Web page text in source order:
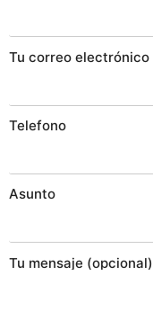
Tu correo electrónico
Telefono
Asunto
Tu mensaje (opcional)